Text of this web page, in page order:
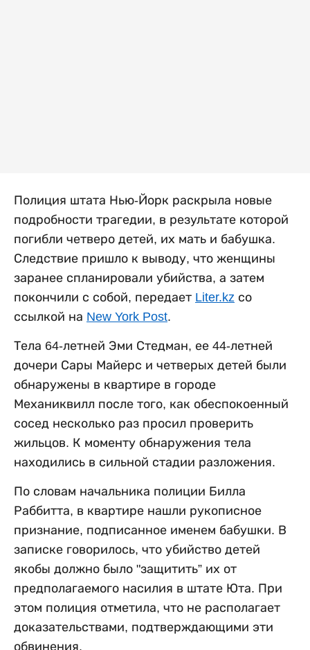
Полиция штата Нью-Йорк раскрыла новые
подробности трагедии, в результате которой
погибли четверо детей, их мать и бабушка.
Следствие пришло к выводу, что женщины
заранее спланировали убийства, а затем
покончили с собой, передает Liter.kz со
ссылкой на New York Post.
Тела 64-летней Эми Стедман, ее 44-летней
дочери Сары Майерс и четверых детей были
обнаружены в квартире в городе
Механиквилл после того, как обеспокоенный
сосед несколько раз просил проверить
жильцов. К моменту обнаружения тела
находились в сильной стадии разложения.
По словам начальника полиции Билла
Раббитта, в квартире нашли рукописное
признание, подписанное именем бабушки. В
записке говорилось, что убийство детей
якобы должно было "защитить” их от
предполагаемого насилия в штате Юта. При
этом полиция отметила, что не располагает
доказательствами, подтверждающими эти
обвинения.